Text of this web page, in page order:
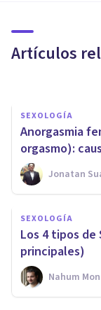
Artículos
SEXOLOGÍA
Anorgasmia
orgasmo):
Jonatan
SEXOLOGÍA
Los 4 tipos de
principales)
Nahum
posibles
Oscar